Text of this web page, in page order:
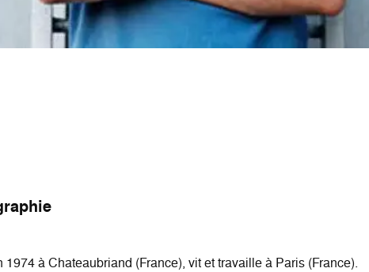
1974 à Chateaubriand (France), vit et travaille à Paris (France).